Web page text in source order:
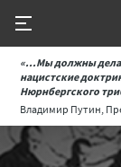
«...Мы должны
нацистские
Нюрнбергского
Владимир Путин,